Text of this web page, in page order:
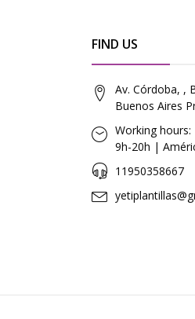
FIND US
Av. Córdoba, ,
Buenos Aires
Working hours:
9h-20h |
11950358667